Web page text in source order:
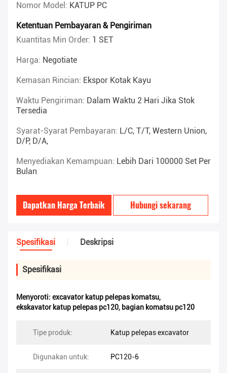
Nomor Model: KATUP PC
Ketentuan Pembayaran & Pengiriman
Kuantitas Min Order: 1 SET
Harga: Negotiate
Kemasan Rincian: Ekspor Kotak Kayu
Waktu Pengiriman: Dalam Waktu 2 Hari Jika Stok
Tersedia
Syarat-Syarat Pembayaran: L/C, T/T, Western Union,
D/P, D/A,
Menyediakan Kemampuan: Lebih Dari 100000 Set Per
Bulan
Dapatkan Harga Terbaik Hubungi sekarang
Spesifikasi Deskripsi
Spesifikasi
Menyoroti: excavator katup pelepas komatsu,
ekskavator katup pelepas pc120, bagian komatsu pc120
Tipe produk: Katup pelepas excavator
Digunakan untuk: PC120-6